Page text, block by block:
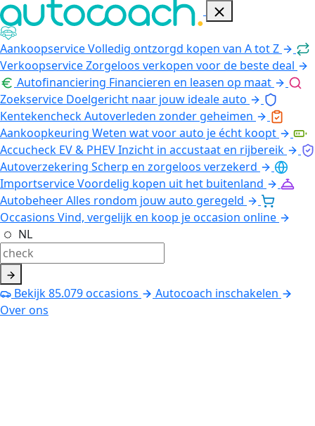
AankoopserviceVolledig ontzorgd kopen van A tot Z
VerkoopserviceZorgeloos verkopen voor de beste deal
Autofinanciering Financieren en leasen op maat
Zoekservice Doelgericht naar jouw ideale auto
KentekencheckAutoverleden zonder geheimen
Aankoopkeuring Weten wat voor auto je écht koopt
Accucheck EV & PHEVInzicht in accustaat en rijbereik
Autoverzekering Scherp en zorgeloos verzekerd
ImportserviceVoordelig kopen uit het buitenland
AutobeheerAlles rondom jouw auto geregeld
Occasions Vind, vergelijk en koop je occasion online
NL
Bekijk85.079occasions
Autocoach inschakelen
Over ons